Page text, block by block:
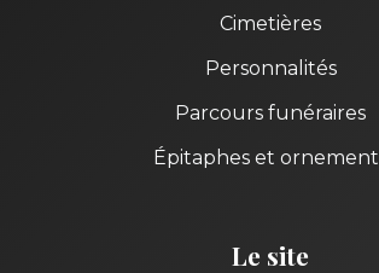
Cimetières
Personnalités
Parcours funéraires
Épitaphes et
Le site